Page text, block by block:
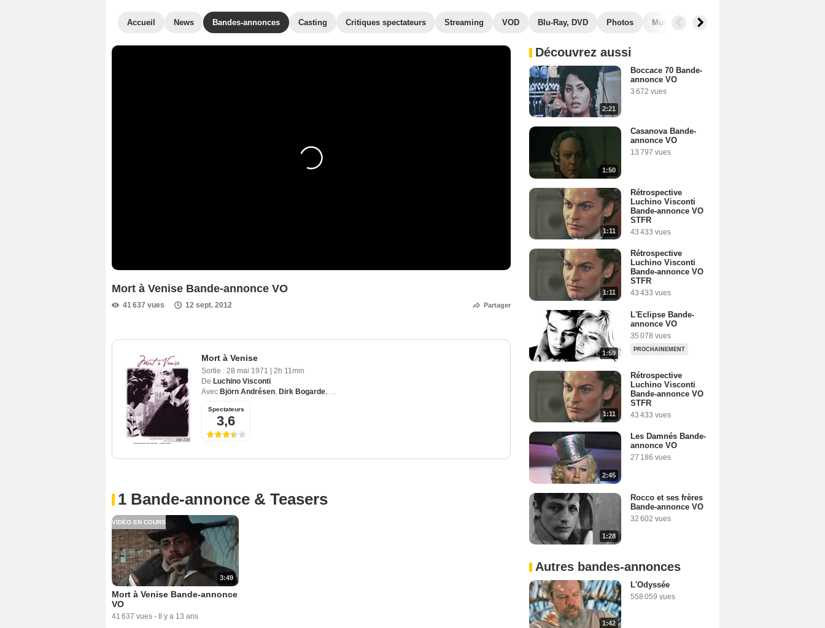
Accueil News Bandes-annonces Casting Critiques spectateurs Streaming VOD Blu-Ray, DVD Photos Musique Récompenses
Mort à Venise Bande-annonce VO
41 637 vues 12 sept. 2012 Partager
Mort à Venise
Sortie : 28 mai 1971
2h 11min
De Luchino Visconti
Avec Björn Andrésen, Dirk Bogarde, Silvana Mangano
Spectateurs
3,6
1 Bande-annonce & Teasers
3:49
VIDÉO EN COURS
Mort à Venise Bande-annonce
VO
41 637 vues - Il y a 13 ans
Découvrez aussi
2:21
Boccace 70 Bande-
annonce VO
3 672 vues
1:50
Casanova Bande-
annonce VO
13 797 vues
1:11
Rétrospective
Luchino Visconti
Bande-annonce VO
STFR
43 433 vues
1:11
Rétrospective
Luchino Visconti
Bande-annonce VO
STFR
43 433 vues
1:59
L'Eclipse Bande-
annonce VO
35 078 vues
PROCHAINEMENT
1:11
Rétrospective
Luchino Visconti
Bande-annonce VO
STFR
43 433 vues
2:45
Les Damnés Bande-
annonce VO
27 186 vues
1:28
Rocco et ses frères
Bande-annonce VO
32 602 vues
Autres bandes-annonces
1:42
L'Odyssée
558 059 vues